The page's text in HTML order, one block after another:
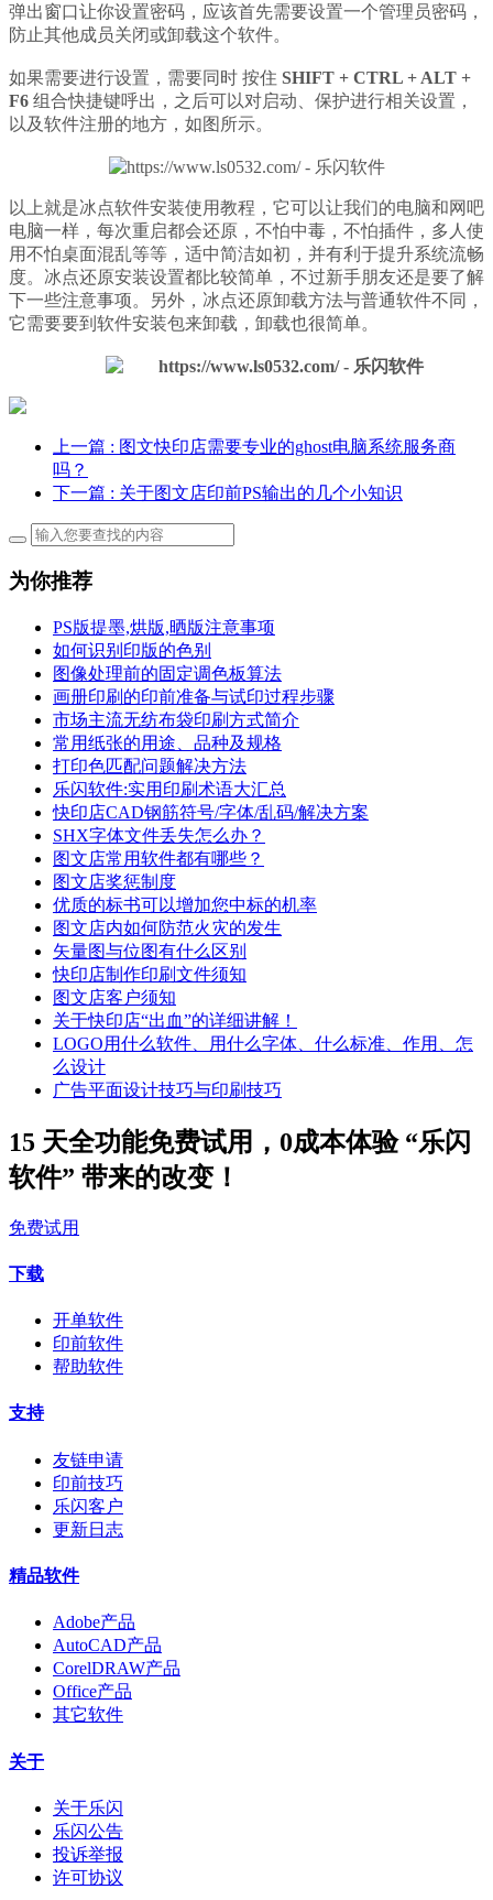
弹出窗口让你设置密码，应该首先需要设置一个管理员密码，
防止其他成员关闭或卸载这个软件。
如果需要进行设置，需要同时 按住 SHIFT + CTRL + ALT +
F6 组合快捷键呼出，之后可以对启动、保护进行相关设置，
以及软件注册的地方，如图所示。
以上就是冰点软件安装使用教程，它可以让我们的电脑和网吧
电脑一样，每次重启都会还原，不怕中毒，不怕插件，多人使
用不怕桌面混乱等等，适中简洁如初，并有利于提升系统流畅
度。冰点还原安装设置都比较简单，不过新手朋友还是要了解
下一些注意事项。另外，冰点还原卸载方法与普通软件不同，
它需要要到软件安装包来卸载，卸载也很简单。
上一篇 : 图文快印店需要专业的ghost电脑系统服务商
吗？
下一篇 : 关于图文店印前PS输出的几个小知识
为你推荐
PS版提墨,烘版,晒版注意事项
如何识别印版的色别
图像处理前的固定调色板算法
画册印刷的印前准备与试印过程步骤
市场主流无纺布袋印刷方式简介
常用纸张的用途、品种及规格
打印色匹配问题解决方法
乐闪软件:实用印刷术语大汇总
快印店CAD钢筋符号/字体/乱码/解决方案
SHX字体文件丢失怎么办？
图文店常用软件都有哪些？
图文店奖惩制度
优质的标书可以增加您中标的机率
图文店内如何防范火灾的发生
矢量图与位图有什么区别
快印店制作印刷文件须知
图文店客户须知
关于快印店“出血”的详细讲解！
LOGO用什么软件、用什么字体、什么标准、作用、怎
么设计
广告平面设计技巧与印刷技巧
15 天全功能免费试用，0成本体验 “乐闪
软件” 带来的改变！
免费试用
下载
开单软件
印前软件
帮助软件
支持
友链申请
印前技巧
乐闪客户
更新日志
精品软件
Adobe产品
AutoCAD产品
CorelDRAW产品
Office产品
其它软件
关于
关于乐闪
乐闪公告
投诉举报
许可协议